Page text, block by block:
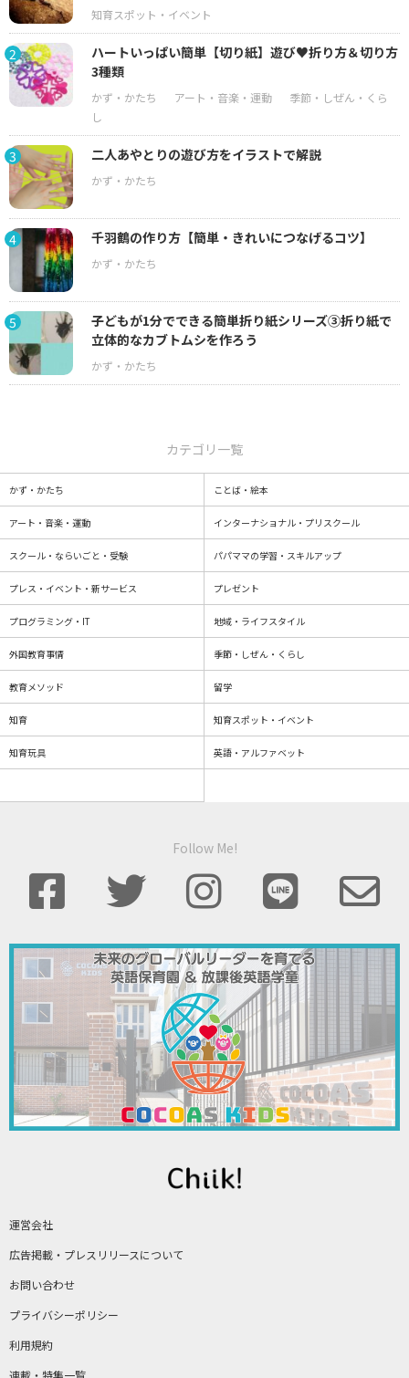
2
ハートいっぱい簡単【切り紙】遊び♥折り方＆切り方
3種類
3 二人あやとりの遊び方をイラストで解説
4 千羽鶴の作り方【簡単・きれいにつなげるコツ】
5
子どもが1分でできる簡単折り紙シリーズ③折り紙で
立体的なカブトムシを作ろう
運営会社
広告掲載・プレスリリースについて
お問い合わせ
プライバシーポリシー
利用規約
連載・特集一覧
カテゴリ一覧
かず・かたち ことば・絵本
アート・音楽・運動 インターナショナル・プリスクール
スクール・ならいごと・受験 パパママの学習・スキルアップ
プレス・イベント・新サービス プレゼント
プログラミング・IT 地域・ライフスタイル
外国教育事情 季節・しぜん・くらし
教育メソッド 留学
知育 知育スポット・イベント
知育玩具 英語・アルファベット
Follow Me!